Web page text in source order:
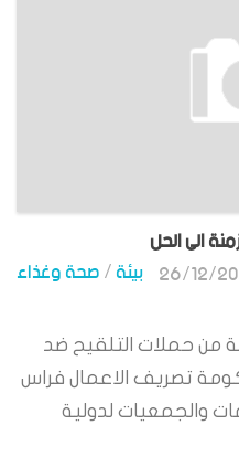
الى الحل
بيئة/صحة وغذاء 26/12/
من حملات التلقيح ضد
تصريف الاعمال فراس
والجمعيات لدولية